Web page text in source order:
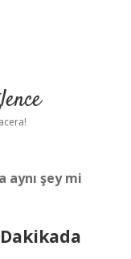
aynı şey mi